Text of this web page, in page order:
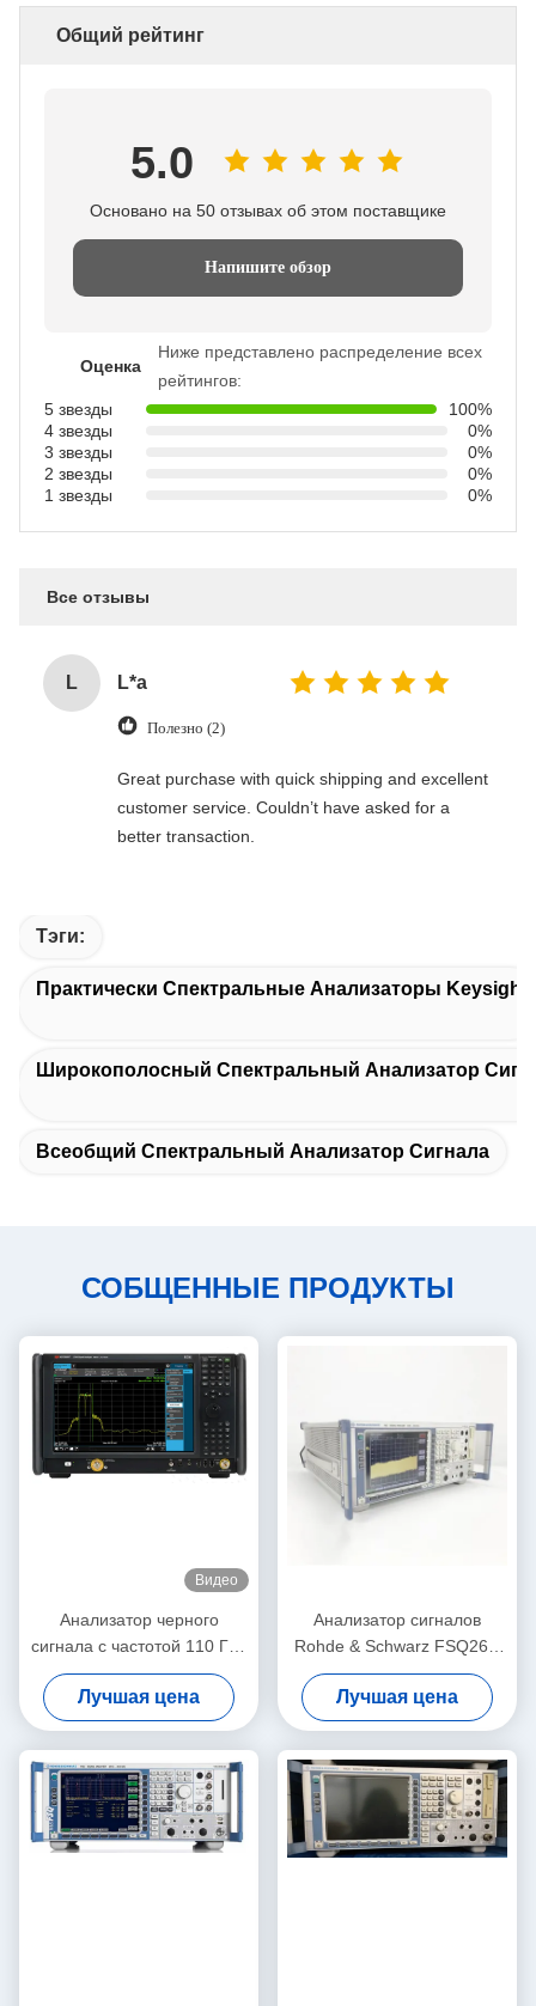
Общий рейтинг
5.0
Основано на 50 отзывах об этом поставщике
Напишите обзор
Оценка
Ниже представлено распределение всех
рейтингов:
5 звезды
100%
4 звезды
0%
3 звезды
0%
2 звезды
0%
1 звезды
0%
Все отзывы
L L*a
Полезно (2)
Great purchase with quick shipping and excellent
customer service. Couldn’t have asked for a
better transaction.
Тэги:
Практически Спектральные Анализаторы Keysight
Широкополосный Спектральный Анализатор
Всеобщий Спектральный Анализатор Сигнала
СОБЩЕННЫЕ ПРОДУКТЫ
Видео
Анализатор черного
сигнала с частотой 110 ГГц
и пропускной
способностью анализа 1
ГГц UXA X-Series Spectrum
Analyzer
Лучшая цена
Анализатор сигналов
Rohde & Schwarz FSQ26 с
диапазоном частот 20 Гц -
26,5 ГГц и высококлассным
динамическим диапазоном
Лучшая цена